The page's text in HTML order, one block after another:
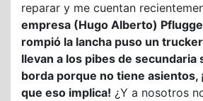
reparar y me cuentan
empresa (Hugo Alberto)
rompió la lancha puso un
llevan a los pibes de secundaria
borda porque no tiene asientos,
que eso implica! ¿Y a nosotros